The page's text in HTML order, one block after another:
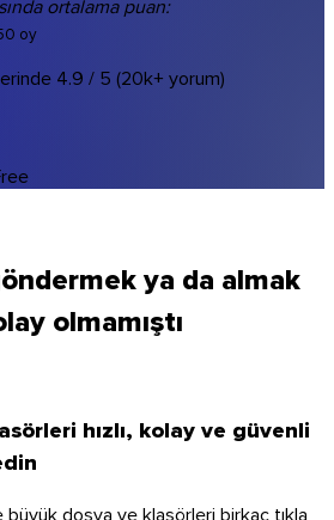
ortalama puan:
oy
4.9 / 5 (20k+ yorum)
ya da almak
olmamıştı
hızlı, kolay ve güvenli
dosya ve klasörleri birkaç tıkla